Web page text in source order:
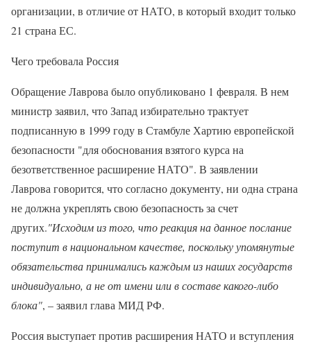
организации, в отличие от НАТО, в который входит только
21 страна ЕС.
Чего требовала Россия
Обращение Лаврова было опубликовано 1 февраля. В нем
министр заявил, что Запад избирательно трактует
подписанную в 1999 году в Стамбуле Хартию европейской
безопасности "для обоснования взятого курса на
безответственное расширение НАТО". В заявлении
Лаврова говорится, что согласно документу, ни одна страна
не должна укреплять свою безопасность за счет
других."Исходим из того, что реакция на данное послание
поступит в национальном качестве, поскольку упомянутые
обязательства принимались каждым из наших государств
индивидуально, а не от имени или в составе какого-либо
блока", – заявил глава МИД РФ.
Россия выступает против расширения НАТО и вступления